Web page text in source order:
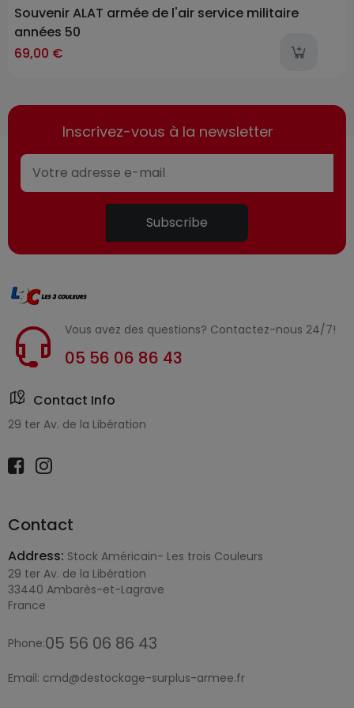
Souvenir ALAT armée de l'air service militaire
années 50
69,00 €
Inscrivez-vous à la newsletter
Subscribe
Vous avez des questions? Contactez-nous 24/7!
05 56 06 86 43
Contact Info
29 ter Av. de la Libération
Contact
Address: Stock Américain- Les trois Couleurs
29 ter Av. de la Libération
33440 Ambarès-et-Lagrave
France
Phone:05 56 06 86 43
Email: cmd@destockage-surplus-armee.fr